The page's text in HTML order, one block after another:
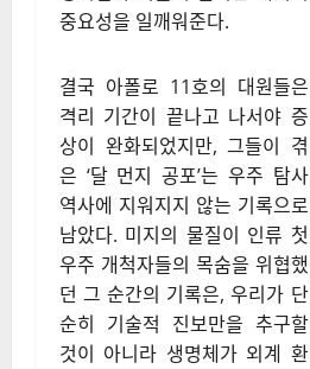
중요성을 일깨워준다.
결국 아폴로 11호의 대원들은
격리 기간이 끝나고 나서야 증
상이 완화되었지만, 그들이 겪
은 ‘달 먼지 공포’는 우주 탐사
역사에 지워지지 않는 기록으로
남았다. 미지의 물질이 인류 첫
우주 개척자들의 목숨을 위협했
던 그 순간의 기록은, 우리가 단
순히 기술적 진보만을 추구할
것이 아니라 생명체가 외계 환